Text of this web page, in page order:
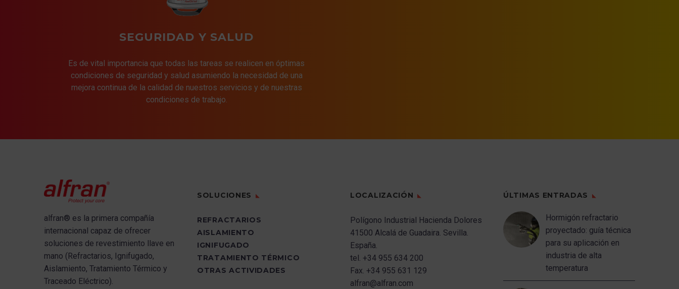
SEGURIDAD Y SALUD
Es de vital importancia que todas las tareas se realicen en óptimas
condiciones de seguridad y salud asumiendo la necesidad de una
mejora continua de la calidad de nuestros servicios y de nuestras
condiciones de trabajo.
alfran® es la primera compañía
internacional capaz de ofrecer
soluciones de revestimiento llave en
mano (Refractarios, Ignifugado,
Aislamiento, Tratamiento Térmico y
Traceado Eléctrico).
SOLUCIONES
REFRACTARIOS
AISLAMIENTO
IGNIFUGADO
TRATAMIENTO TÉRMICO
OTRAS ACTIVIDADES
LOCALIZACIÓN
Polígono Industrial Hacienda Dolores
41500 Alcalá de Guadaira. Sevilla.
España.
tel. +34 955 634 200
Fax. +34 955 631 129
alfran@alfran.com
ÚLTIMAS ENTRADAS
Hormigón refractario
proyectado: guía técnica
para su aplicación en
industria de alta
temperatura